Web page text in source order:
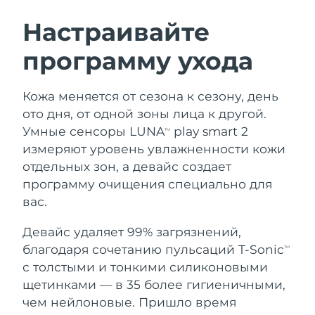
Настраивайте
программу ухода
Кожа меняется от сезона к сезону, день
ото дня, от одной зоны лица к другой.
Умные сенсоры LUNATM
play smart 2
измеряют уровень увлажненности кожи
отдельных зон, а девайс создает
программу очищения специально для
вас.
Девайс удаляет 99% загрязнений,
благодаря сочетанию пульсаций T-SonicTM
с толстыми и тонкими силиконовыми
щетинками — в 35 более гигиеничными,
чем нейлоновые. Пришло время
LUNA™ 4 набор
Anti-aging massage
LUNA™ 4 Plus
LUNA™ 4 Men
For men, anti-aging massage
BEAR™ 2 набор
Microcurrent toning
BEAR™ 2 go
BEAR™ 2 eyes & lips
Microcurrent line smoothing device
Увлажнение
UFO™ 3 набор
UFO™ 3 LED
Near-infrared and red light therapy
device
Забота о полости рта
issa™ 4
issa™ 4 plus
Smart hybrid silicone sonic toothbrush
Омоложение LED-процедуры
NEW
Австралия
Ожидаемая дата доставки
11/08/2026
Ожидаемая дата доставки
08/08/2026
Бахрейн
Ожидаемая дата доставки
09/08/2026
Бельгия
Ожидаемая дата доставки
Бермудские о-ва
Ожидаемая дата доставки
14/08/2026
Босния и
Герцеговина
Ожидаемая дата доставки
11/08/2026